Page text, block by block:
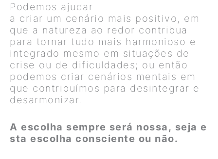
Podemos ajudar
a criar um cenário mais positivo, em
que a natureza ao redor contribua
para tornar tudo mais harmonioso e
integrado mesmo em situações de
crise ou de dificuldades; ou então
podemos criar cenários mentais em
que contribuímos para desintegrar e
desarmonizar.
A escolha sempre será nossa, seja e
sta escolha consciente ou não.